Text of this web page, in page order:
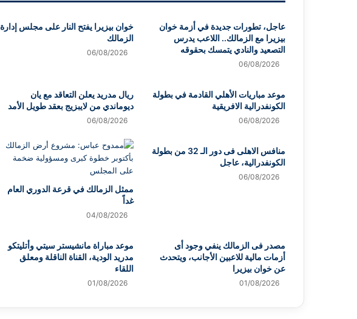
عاجل، تطورات جديدة في أزمة خوان
بيزيرا مع الزمالك.. اللاعب يدرس
التصعيد والنادي يتمسك بحقوقه
06/08/2026
خوان بيزيرا يفتح النار على مجلس إدارة
الزمالك
06/08/2026
موعد مباريات الأهلي القادمة في بطولة
الكونفدرالية الافريقية
06/08/2026
ريال مدريد يعلن التعاقد مع يان
ديوماندي من لايبزيج بعقد طويل الأمد
06/08/2026
منافس الاهلى فى دور الـ 32 من بطولة
الكونفدرالية، عاجل
06/08/2026
ممثل الزمالك في قرعة الدوري العام
غداً
04/08/2026
مصدر فى الزمالك ينفي وجود أى
أزمات مالية للاعبين الأجانب، ويتحدث
عن خوان بيزيرا
01/08/2026
موعد مباراة مانشيستر سيتي وأتليتكو
مدريد الودية، القناة الناقلة ومعلق
اللقاء
01/08/2026